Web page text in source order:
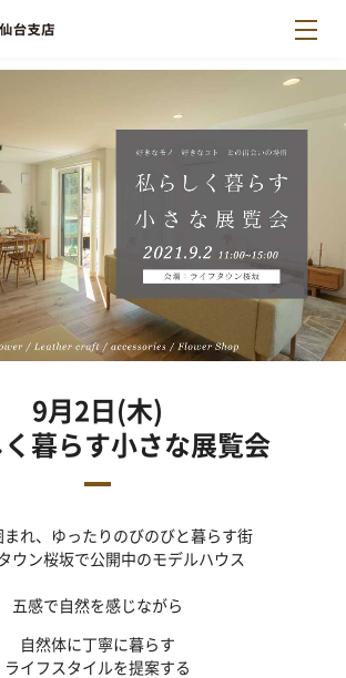
9月2日(木)
暮らす小さな展覧会
まれ、ゆったりのびのびと暮らす街
ウン桜坂で公開中のモデルハウス
五感で自然を感じながら
自然体に丁寧に暮らす
ライフスタイルを提案する